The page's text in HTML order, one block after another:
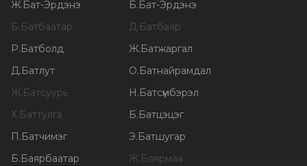
Ж.Бат-Эрдэнэ Б.Бат-Эрдэнэ
Б.Батбаатар Д.Батбаяр
Р.Батболд Ж.Батжаргал
Д.Батлут О.Батнайрамдал
Ж.Батсуурь Н.Батсүмбэрэл
Х.Баттулга Б.Батцэцэг
П.Батчимэг Э.Батшугар
Б.Баярбаатар Ж.Баярмаа